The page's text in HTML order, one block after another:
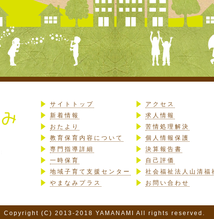
サイトトップ
新着情報
おたより
教育保育内容について
専門指導詳細
一時保育
地域子育て支援センター
やまなみプラス
アクセス
求人情報
苦情処理解決
個人情報保護
決算報告書
自己評価
社会福祉法人山清福
お問い合わせ
Copyright (C) 2013-2018 YAMANAMI All rights reserved.